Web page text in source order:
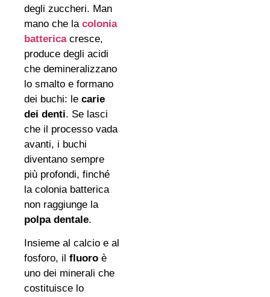
degli zuccheri. Man
mano che la colonia
batterica cresce,
produce degli acidi
che demineralizzano
lo smalto e formano
dei buchi: le carie
dei denti. Se lasci
che il processo vada
avanti, i buchi
diventano sempre
più profondi, finché
la colonia batterica
non raggiunge la
polpa dentale.
Insieme al calcio e al
fosforo, il fluoro è
uno dei minerali che
costituisce lo